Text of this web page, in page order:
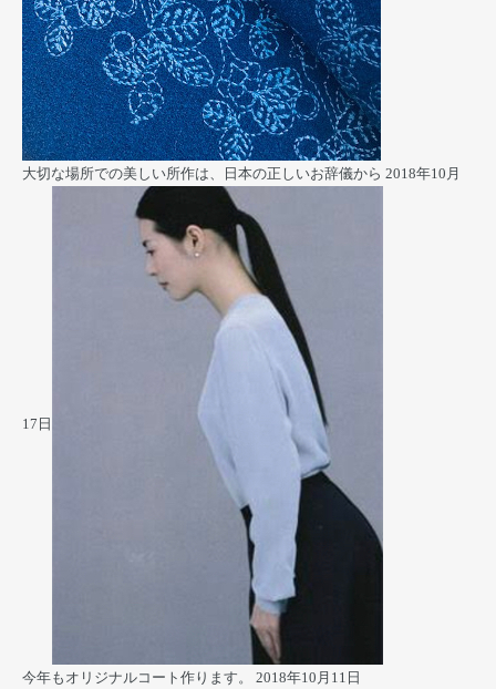
大切な場所での美しい所作は、日本の正しいお辞儀から 2018年10月
17日
今年もオリジナルコート作ります。 2018年10月11日